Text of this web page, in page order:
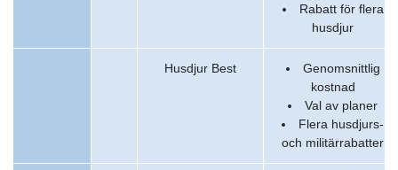
Rabatt för flera
husdjur
Husdjur Best
Genomsnittlig
kostnad
Val av planer
Flera husdjurs-
och militärrabatter